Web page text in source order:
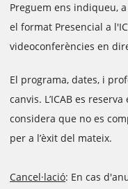
Preguem ens indiqueu,
el format Presencial a
videoconferències en
El programa, dates, i
canvis. L’ICAB es
considera que no es
per a l’èxit del mateix.
Cancel·lació: En cas